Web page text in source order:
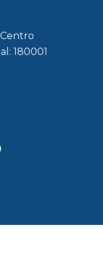
Centro
180001